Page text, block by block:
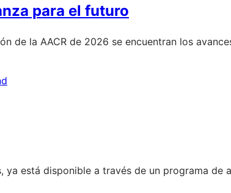
para el futuro
de la AACR de 2026 se encuentran los
está disponible a través de un programa de